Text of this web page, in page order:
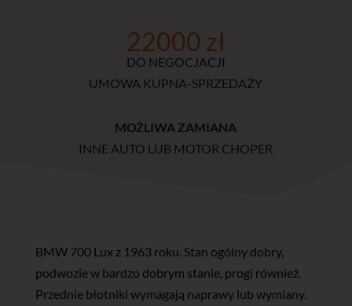
22000 zł
DO NEGOCJACJI
UMOWA KUPNA-SPRZEDAŻY
MOŻLIWA ZAMIANA
INNE AUTO LUB MOTOR CHOPER
BMW 700 Lux z 1963 roku. Stan ogólny dobry,
podwozie w bardzo dobrym stanie, progi również.
Przednie błotniki wymagają naprawy lub wymiany.